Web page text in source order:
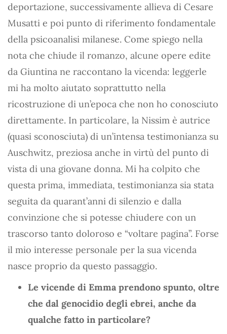
deportazione, successivamente allieva di Cesare
Musatti e poi punto di riferimento fondamentale
della psicoanalisi milanese. Come spiego nella
nota che chiude il romanzo, alcune opere edite
da Giuntina ne raccontano la vicenda: leggerle
mi ha molto aiutato soprattutto nella
ricostruzione di un’epoca che non ho conosciuto
direttamente. In particolare, la Nissim è autrice
(quasi sconosciuta) di un’intensa testimonianza su
Auschwitz, preziosa anche in virtù del punto di
vista di una giovane donna. Mi ha colpito che
questa prima, immediata, testimonianza sia stata
seguita da quarant’anni di silenzio e dalla
convinzione che si potesse chiudere con un
trascorso tanto doloroso e “voltare pagina”. Forse
il mio interesse personale per la sua vicenda
nasce proprio da questo passaggio.
Le vicende di Emma prendono spunto, oltre
che dal genocidio degli ebrei, anche da
qualche fatto in particolare?